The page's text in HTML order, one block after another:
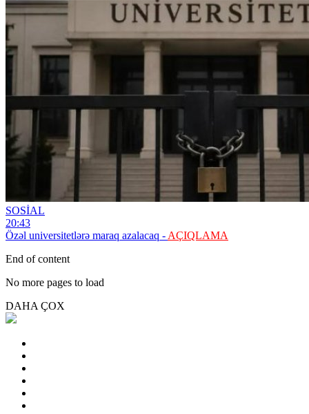
SOSİAL
20:43
Özəl universitetlərə maraq azalacaq - AÇIQLAMA
End of content
No more pages to load
DAHA ÇOX